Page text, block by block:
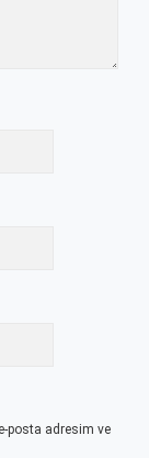
posta adresim ve